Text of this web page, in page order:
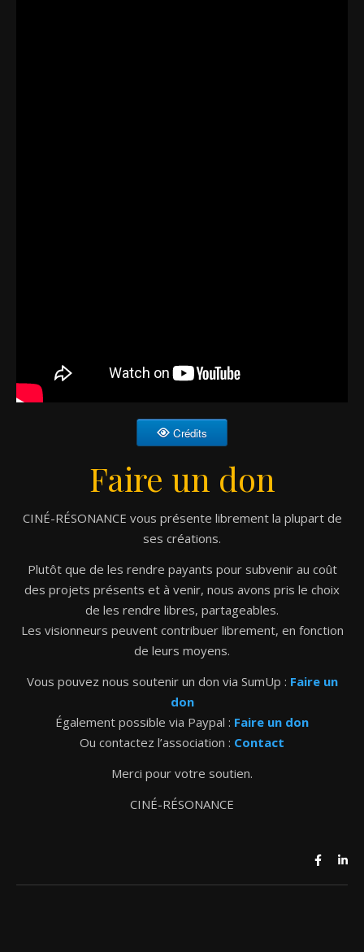
Crédits
Faire un don
CINÉ-RÉSONANCE vous présente librement la plupart de
ses créations.
Plutôt que de les rendre payants pour subvenir au coût
des projets présents et à venir, nous avons pris le choix
de les rendre libres, partageables.
Les visionneurs peuvent contribuer librement, en fonction
de leurs moyens.
Vous pouvez nous soutenir un don via SumUp : Faire un
don
Également possible via Paypal : Faire un don
Ou contactez l’association : Contact
Merci pour votre soutien.
CINÉ-RÉSONANCE